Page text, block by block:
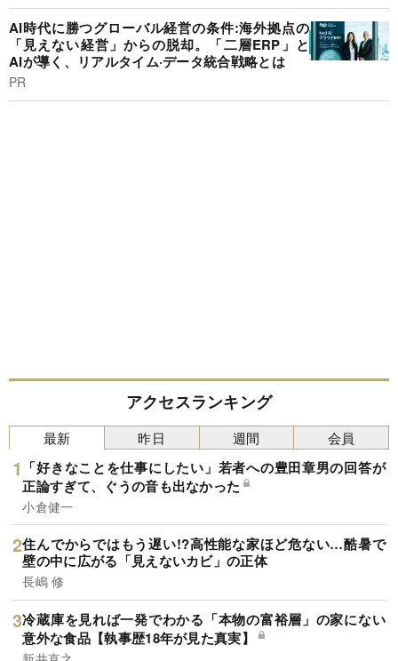
AI時代に勝つグローバル経営の条件:海外拠点の
「見えない経営」からの脱却。「二層ERP」と
AIが導く、リアルタイム·データ統合戦略とは
PR
アクセスランキング
最新
「好きなことを仕事にしたい」若者への豊田章男の回答が
正論すぎて、ぐうの音も出なかった
小倉健一
住んでからではもう遅い!?高性能な家ほど危ない…酷暑で
壁の中に広がる「見えないカビ」の正体
長嶋 修
冷蔵庫を見れば一発でわかる「本物の富裕層」の家にない
意外な食品【執事歴18年が見た真実】
昨日 週間 会員